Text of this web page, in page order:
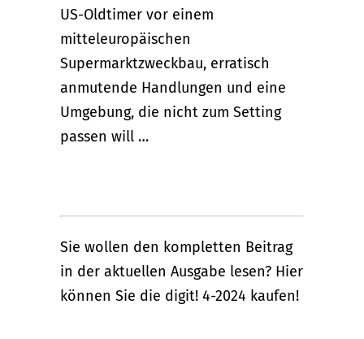
US-Oldtimer vor einem
mitteleuropäischen
Supermarktzweckbau, erratisch
anmutende Handlungen und eine
Umgebung, die nicht zum Setting
passen will …
Sie wollen den kompletten Beitrag
in der aktuellen Ausgabe lesen? Hier
können Sie die digit! 4-2024 kaufen!